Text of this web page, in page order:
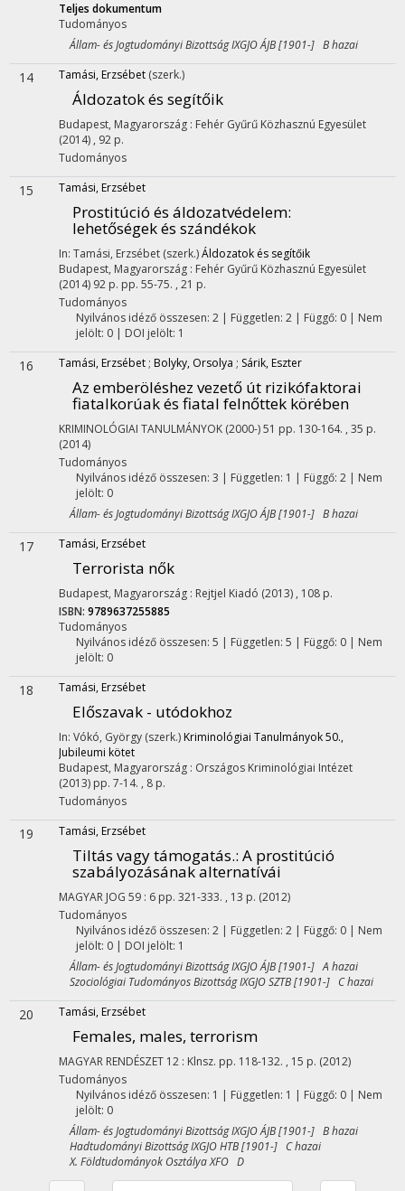
Teljes dokumentum
Tudományos
Állam- és Jogtudományi Bizottság IXGJO ÁJB [1901-] B hazai
14 Tamási, Erzsébet (szerk.)
Áldozatok és segítőik
Budapest, Magyarország : Fehér Gyűrű Közhasznú Egyesület
(2014) , 92 p.
Tudományos
15 Tamási, Erzsébet
Prostitúció és áldozatvédelem:
lehetőségek és szándékok
In: Tamási, Erzsébet (szerk.)Áldozatok és segítőik
Budapest, Magyarország : Fehér Gyűrű Közhasznú Egyesület
(2014) 92 p. pp. 55-75. , 21 p.
Tudományos
Nyilvános idéző összesen: 2| Független: 2 | Függő: 0 | Nem
jelölt: 0 | DOI jelölt: 1
16 Tamási, Erzsébet ; Bolyky, Orsolya ; Sárik, Eszter
Az emberöléshez vezető út rizikófaktorai
fiatalkorúak és fiatal felnőttek körében
KRIMINOLÓGIAI TANULMÁNYOK (2000-)51 pp. 130-164. , 35 p.
(2014)
Tudományos
Nyilvános idéző összesen: 3 | Független: 1 | Függő: 2 | Nem
jelölt: 0
Állam- és Jogtudományi Bizottság IXGJO ÁJB [1901-] B hazai
17 Tamási, Erzsébet
Terrorista nők
Budapest, Magyarország : Rejtjel Kiadó (2013) , 108 p.
ISBN: 9789637255885
Tudományos
Nyilvános idéző összesen: 5 | Független: 5 | Függő: 0 | Nem
jelölt: 0
18 Tamási, Erzsébet
Előszavak - utódokhoz
In: Vókó, György (szerk.) Kriminológiai Tanulmányok 50.,
Jubileumi kötet
Budapest, Magyarország : Országos Kriminológiai Intézet
(2013) pp. 7-14. , 8 p.
Tudományos
19 Tamási, Erzsébet
Tiltás vagy támogatás.: A prostitúció
szabályozásának alternatívái
MAGYAR JOG 59 : 6 pp. 321-333. , 13 p. (2012)
Tudományos
Nyilvános idéző összesen: 2| Független: 2 | Függő: 0 | Nem
jelölt: 0 | DOI jelölt: 1
Állam- és Jogtudományi Bizottság IXGJO ÁJB [1901-] A hazai
Szociológiai Tudományos Bizottság IXGJO SZTB [1901-] C hazai
20 Tamási, Erzsébet
Females, males, terrorism
MAGYAR RENDÉSZET 12 : Klnsz. pp. 118-132. , 15 p. (2012)
Tudományos
Nyilvános idéző összesen: 1 | Független: 1 | Függő: 0 | Nem
jelölt: 0
Állam- és Jogtudományi Bizottság IXGJO ÁJB [1901-] B hazai
Hadtudományi Bizottság IXGJO HTB [1901-] C hazai
X. Földtudományok Osztálya XFO D